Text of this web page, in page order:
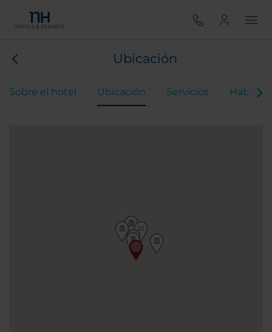
Ubicación
Sobre el hotel Ubicación Servicios